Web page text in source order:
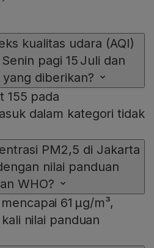
kualitas udara (AQI)
pagi 15 Juli dan
diberikan?
155 pada
dalam kategori tidak
PM2,5 di Jakarta
nilai panduan
WHO?
61 µg/m³,
nilai panduan